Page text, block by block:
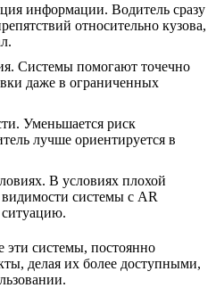
информации. Водитель сразу
относительно кузова,
Системы помогают точечно
даже в ограниченных
Уменьшается риск
лучше ориентируется в
В условиях плохой
системы с AR
системы, постоянно
делая их более доступными,